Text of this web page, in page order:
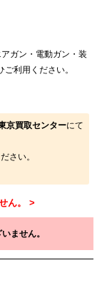
ガン・電動ガン・装
利用ください。
京買取センターにて
さい。
ません。